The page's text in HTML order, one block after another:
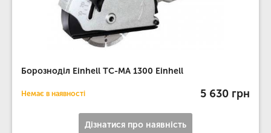
Борозноділ Einhell TC-MA 1300 Einhell
Немає в наявності 5 630 грн
Дізнатися про наявність